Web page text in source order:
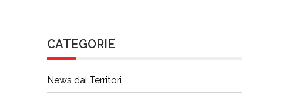
CATEGORIE
News dai Territori